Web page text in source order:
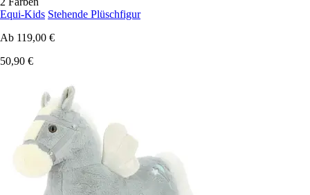
Equi-Kids Stehende Plüschfigur
Ab 119,00 €
50,90 €